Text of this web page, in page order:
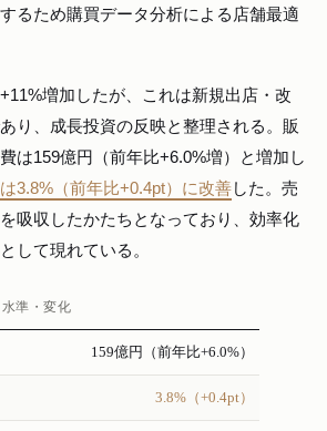
るため購買データ分析による店舗最適
増加したが、これは新規出店・改
り、成長投資の反映と整理される。販
は159億円（前年比+6.0%増）と増加し
3.8%（前年比+0.4pt）に改善した。売
吸収したかたちとなっており、効率化
して現れている。
水準・変化
159億円（前年比+6.0%）
3.8%（+0.4pt）